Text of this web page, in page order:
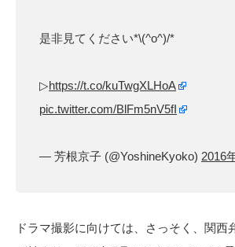
是非見てください*\(^o^)/*
▷https://t.co/kuTwgXLHoA
pic.twitter.com/BlFm5nV5fI
— 芳根京子 (@YoshineKyoko) 2016
ドラマ撮影に向けては、さっそく、関西